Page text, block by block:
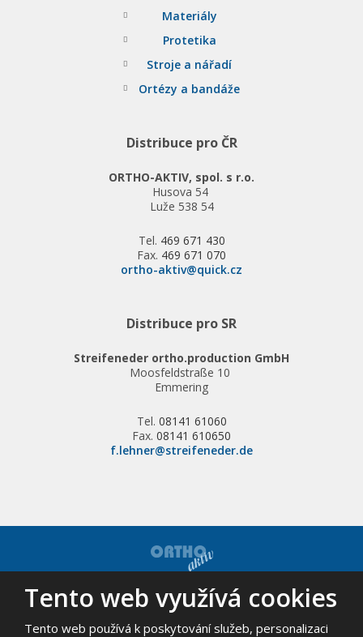
Materiály
Protetika
Stroje a nářadí
Ortézy a bandáže
Distribuce pro ČR
ORTHO-AKTIV, spol. s r.o.
Husova 54
Luže 538 54
Tel. 469 671 430
Fax. 469 671 070
ortho-aktiv@quick.cz
Distribuce pro SR
Streifeneder ortho.production GmbH
Moosfeldstraße 10
Emmering
Tel. 08141 61060
Fax. 08141 610650
f.lehner@streifeneder.de
© 2026, ORTHO-AKTIV, spol. s r.o. - všechna práva vyhrazena
Mapa stránek | Podmínky použití
VYROBILA
Tento web využívá cookies
Tento web používá k poskytování služeb, personalizaci